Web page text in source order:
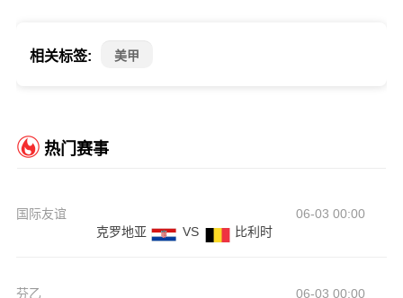
相关标签: 美甲
热门赛事
国际友谊
06-03 00:00
克罗地亚
VS 比利时
芬乙
06-03 00:00